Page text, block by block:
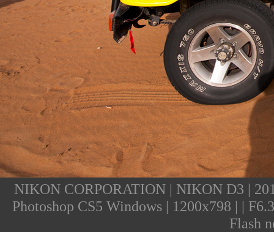
NIKON CORPORATION | NIKON D3 |
Photoshop CS5 Windows | 1200x798 | |
Flash